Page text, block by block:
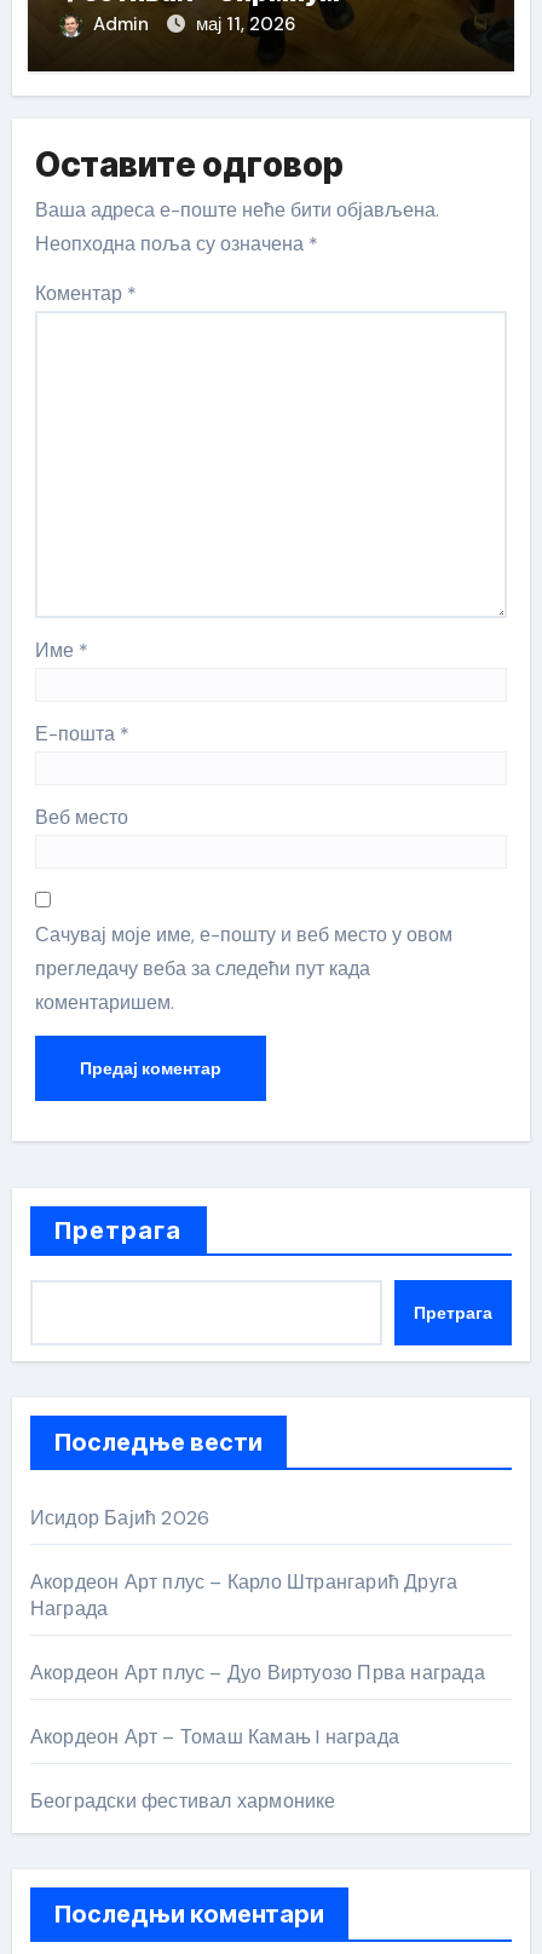
Admin мај 11, 2026
Оставите одговор
Ваша адреса е-поште неће бити објављена.
Неопходна поља су означена *
Коментар *
Име *
Е-пошта *
Веб место
Сачувај моје име, е-пошту и веб место у овом
прегледачу веба за следећи пут када
коментаришем.
Претрага
Претрага
Последње вести
Исидор Бајић 2026
Акордеон Арт плус – Карло Штрангарић Друга
Награда
Акордеон Арт плус – Дуо Виртуозо Прва награда
Акордеон Арт – Томаш Камањ I награда
Београдски фестивал хармонике
Последњи коментари